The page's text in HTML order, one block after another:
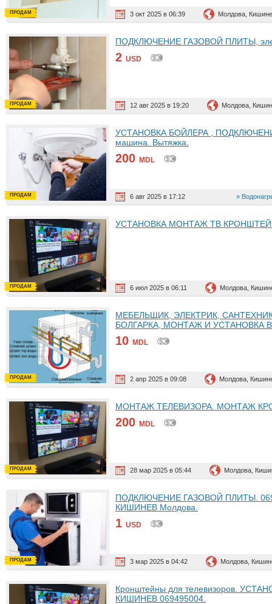
3 окт 2025 в 06:39 Молдова,
ПРОДАМ
ПОДКЛЮЧЕНИЕ ГАЗОВОЙ ПЛИТЫ,
2 USD
12 авг 2025 в 19:20 Молдова,
ПРОДАМ
УСТАНОВКА БОЙЛЕРА ,
машина. Вытяжка.
200 MDL
6 авг 2025 в 17:12
ПРОДАМ
УСТАНОВКА МОНТАЖ ТВ
6 июл 2025 в 06:11 Молдова,
ПРОДАМ
МЕБЕЛЬЩИК, ЭЛЕКТРИК,
БОЛГАРКА, МОНТАЖ И УСТАНОВКА
10 MDL
2 апр 2025 в 09:08 Молдова,
ПРОДАМ
МОНТАЖ ТЕЛЕВИЗОРА. МОНТАЖ
200 MDL
28 мар 2025 в 05:44 Молдова,
ПРОДАМ
ПОДКЛЮЧЕНИЕ ГАЗОВОЙ ПЛИТЫ.
КИШИНЕВ Молдова.
1 USD
3 мар 2025 в 04:42 Молдова,
ПРОДАМ
Кронштейны для телевизоров.
КИШИНЕВ 069495004.